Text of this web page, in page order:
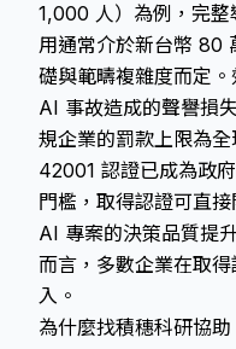
1,000 人）為例，完
用通常介於新台幣 80
礎與範疇複雜度而定
AI 事故造成的聲譽損
規企業的罰款上限為
42001 認證已成為政
門檻，取得認證可直
AI 專案的決策品質提
而言，多數企業在取
入。
為什麼找積穗科研協